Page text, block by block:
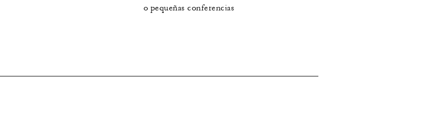
o pequeñas conferencias